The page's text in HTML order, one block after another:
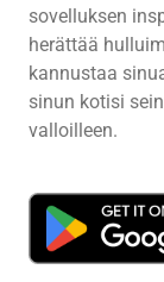
sovelluksen
herättää
kannustaa
sinun kotisi
valloilleen.